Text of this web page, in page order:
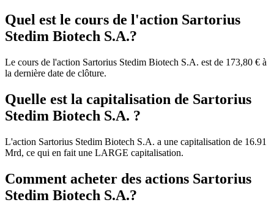
Quel est le cours de l'action Sartorius
Stedim Biotech S.A.?
Le cours de l'action Sartorius Stedim Biotech S.A. est de 173,80 € à
la dernière date de clôture.
Quelle est la capitalisation de Sartorius
Stedim Biotech S.A. ?
L'action Sartorius Stedim Biotech S.A. a une capitalisation de 16.91
Mrd, ce qui en fait une LARGE capitalisation.
Comment acheter des actions Sartorius
Stedim Biotech S.A.?